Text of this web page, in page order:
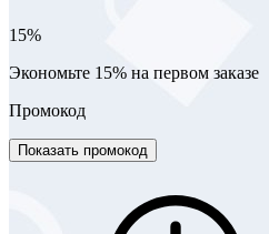
15%
Экономьте 15% на первом заказе
Промокод
Показать промокод